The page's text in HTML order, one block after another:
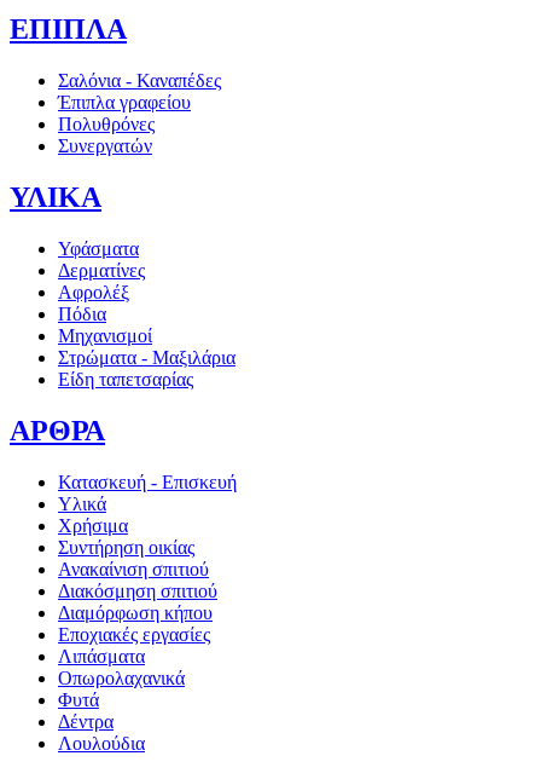
ΕΠΙΠΛΑ
Σαλόνια - Καναπέδες
Έπιπλα γραφείου
Πολυθρόνες
Συνεργατών
ΥΛΙΚΑ
Υφάσματα
Δερματίνες
Αφρολέξ
Πόδια
Μηχανισμοί
Στρώματα - Μαξιλάρια
Είδη ταπετσαρίας
ΑΡΘΡΑ
Κατασκευή - Επισκευή
Υλικά
Χρήσιμα
Συντήρηση οικίας
Ανακαίνιση σπιτιού
Διακόσμηση σπιτιού
Διαμόρφωση κήπου
Εποχιακές εργασίες
Λιπάσματα
Οπωρολαχανικά
Φυτά
Δέντρα
Λουλούδια